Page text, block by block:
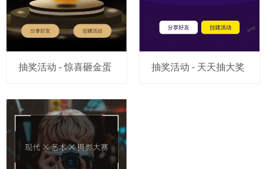
抽奖活动 - 惊喜砸金蛋 抽奖活动 - 天天抽大奖